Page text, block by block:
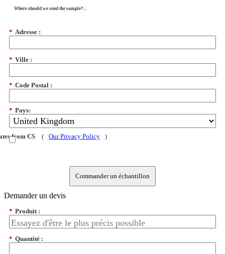
Where should we send the sample?...
* Adresse :
* Ville :
* Code Postal :
* Pays:
from CS ( Our Privacy Policy )
Commander un échantillon
Demander un devis
* Produit :
* Quantité :